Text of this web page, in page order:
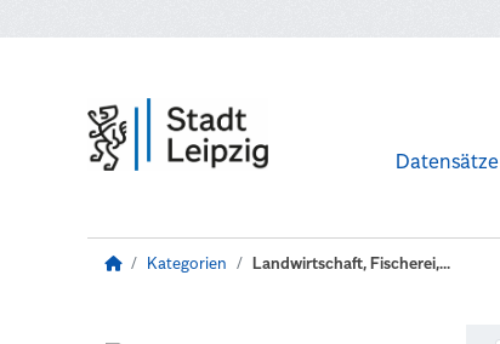
Datensätze
Kategorien Landwirtschaft, Fischerei,...